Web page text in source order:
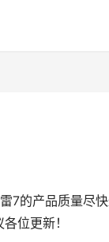
7的产品质量尽
位更新！